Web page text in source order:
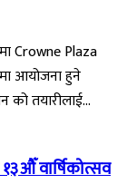
Crowne Plaza
आयोजना हुने
तयारीलाई...
वार्षिकोत्सव